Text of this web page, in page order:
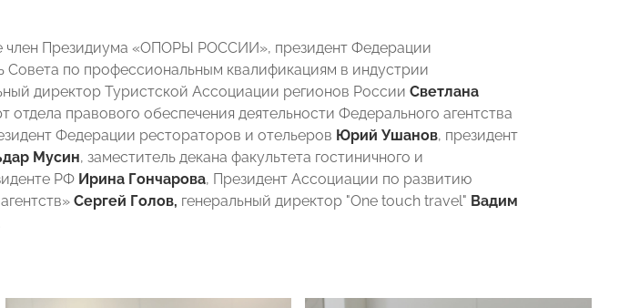
член Президиума «ОПОРЫ РОССИИ», президент Федерации
Совета по профессиональным квалификациям в индустрии
директор Туристской Ассоциации регионов России Светлана
отдела правового обеспечения деятельности Федерального агентства
Федерации рестораторов и отельеров Юрий Ушанов, президент
Мусин, заместитель декана факультета гостиничного и
РФ Ирина Гончарова, Президент Ассоциации по развитию
Сергей Голов, генеральный директор "One touch travel" Вадим